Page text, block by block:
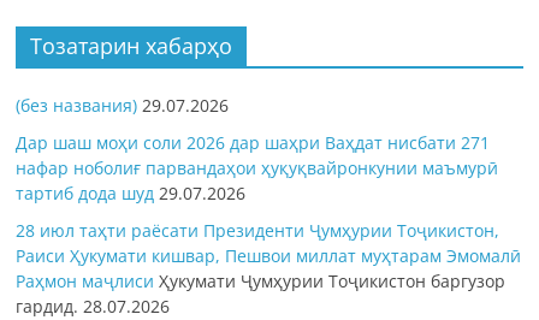
Тозатарин хабарҳо
(без названия) 29.07.2026
Дар шаш моҳи соли 2026 дар шаҳри Ваҳдат нисбати 271
нафар ноболиғ парвандаҳои ҳуқуқвайронкунии маъмурӣ
тартиб дода шуд 29.07.2026
28 июл таҳти раёсати Президенти Ҷумҳурии Тоҷикистон,
Раиси Ҳукумати кишвар, Пешвои миллат муҳтарам Эмомалӣ
Раҳмон маҷлисиҲукумати Ҷумҳурии Тоҷикистон баргузор
гардид.28.07.2026